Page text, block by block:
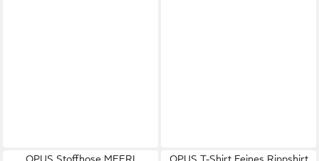
OPUS Stoffhose MEERI OPUS T-Shirt Feines Rippshirt